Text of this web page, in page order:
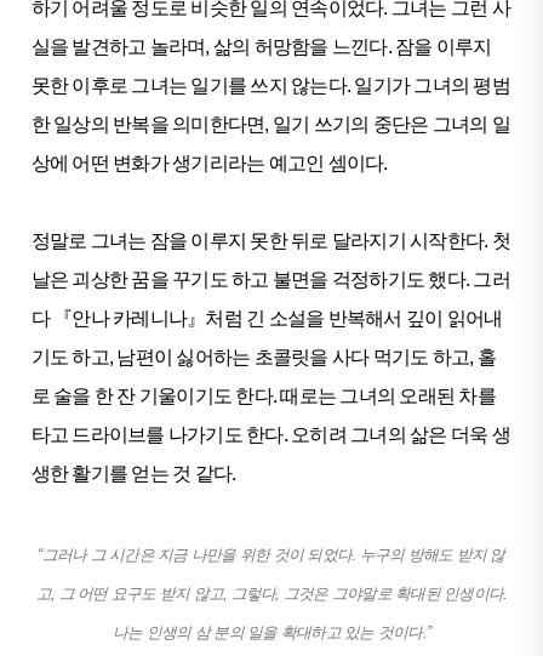
하기 어려울 정도로 비슷한 일의 연속이었다. 그녀는 그런 사
실을 발견하고 놀라며, 삶의 허망함을 느낀다. 잠을 이루지
못한 이후로 그녀는 일기를 쓰지 않는다. 일기가 그녀의 평범
한 일상의 반복을 의미한다면, 일기 쓰기의 중단은 그녀의 일
상에 어떤 변화가 생기리라는 예고인 셈이다.
정말로 그녀는 잠을 이루지 못한 뒤로 달라지기 시작한다. 첫
날은 괴상한 꿈을 꾸기도 하고 불면을 걱정하기도 했다. 그러
다 『안나 카레니나』처럼 긴 소설을 반복해서 깊이 읽어내
기도 하고, 남편이 싫어하는 초콜릿을 사다 먹기도 하고, 홀
로 술을 한 잔 기울이기도 한다. 때로는 그녀의 오래된 차를
타고 드라이브를 나가기도 한다. 오히려 그녀의 삶은 더욱 생
생한 활기를 얻는 것 같다.
“그러나 그 시간은 지금 나만을 위한 것이 되었다. 누구의 방해도 받지 않
고, 그 어떤 요구도 받지 않고, 그렇다, 그것은 그야말로 확대된 인생이다.
나는 인생의 삼 분의 일을 확대하고 있는 것이다.”